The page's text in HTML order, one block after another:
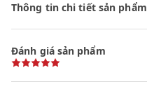
Thông tin chi tiết sản phẩm
Đánh giá sản phẩm